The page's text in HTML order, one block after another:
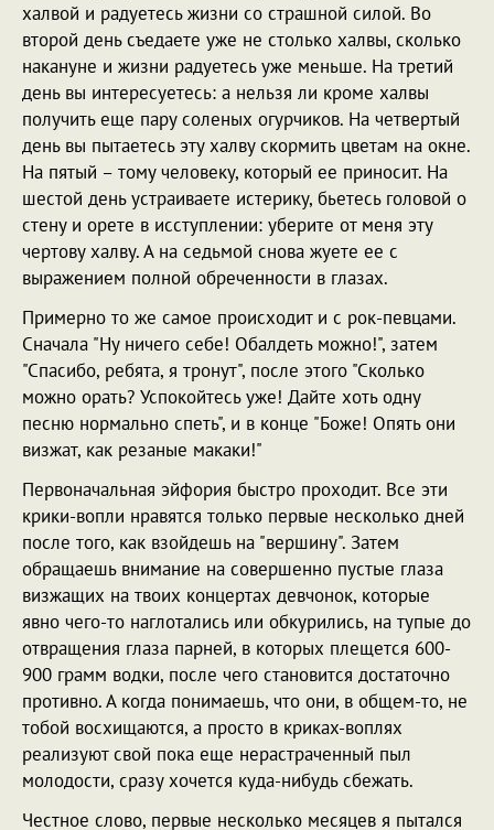
халвой и радуетесь жизни со страшной силой. Во
второй день съедаете уже не столько халвы, сколько
накануне и жизни радуетесь уже меньше. На третий
день вы интересуетесь: а нельзя ли кроме халвы
получить еще пару соленых огурчиков. На четвертый
день вы пытаетесь эту халву скормить цветам на окне.
На пятый – тому человеку, который ее приносит. На
шестой день устраиваете истерику, бьетесь головой о
стену и орете в исступлении: уберите от меня эту
чертову халву. А на седьмой снова жуете ее с
выражением полной обреченности в глазах.
Примерно то же самое происходит и с рок-певцами.
Сначала "Ну ничего себе! Обалдеть можно!", затем
"Спасибо, ребята, я тронут", после этого "Сколько
можно орать? Успокойтесь уже! Дайте хоть одну
песню нормально спеть", и в конце "Боже! Опять они
визжат, как резаные макаки!"
Первоначальная эйфория быстро проходит. Все эти
крики-вопли нравятся только первые несколько дней
после того, как взойдешь на "вершину". Затем
обращаешь внимание на совершенно пустые глаза
визжащих на твоих концертах девчонок, которые
явно чего-то наглотались или обкурились, на тупые до
отвращения глаза парней, в которых плещется 600-
900 грамм водки, после чего становится достаточно
противно. А когда понимаешь, что они, в общем-то, не
тобой восхищаются, а просто в криках-воплях
реализуют свой пока еще нерастраченный пыл
молодости, сразу хочется куда-нибудь сбежать.
Честное слово, первые несколько месяцев я пытался